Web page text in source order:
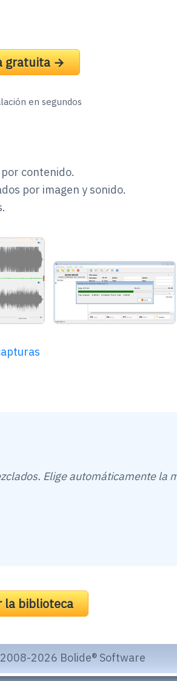
gratuita →
en segundos
contenido.
por imagen y sonido.
Elige automáticamente la
la biblioteca
2026 Bolide® Software